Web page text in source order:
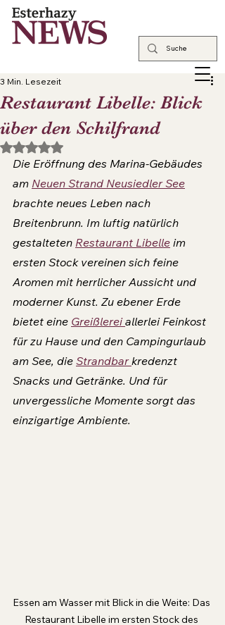
Restaurant Libelle: Blick
über den Schilfrand
3 Min. Lesezeit
Mit NaN von 5 Sternen bewertet.
Die Eröffnung des Marina-Gebäudes
am Neuen Strand Neusiedler See
brachte neues Leben nach
Breitenbrunn. Im luftig natürlich
gestalteten Restaurant Libelle im
ersten Stock vereinen sich feine
Aromen mit herrlicher Aussicht und
moderner Kunst. Zu ebener Erde
bietet eine Greißlerei allerlei Feinkost
für zu Hause und den Campingurlaub
am See, die Strandbar kredenzt
Snacks und Getränke. Und für
unvergessliche Momente sorgt das
einzigartige Ambiente.
Essen am Wasser mit Blick in die Weite: Das
Restaurant Libelle im ersten Stock des